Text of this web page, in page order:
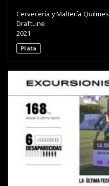
Cervecería y Maltería Quilmes
DraftLine
2021
Plata